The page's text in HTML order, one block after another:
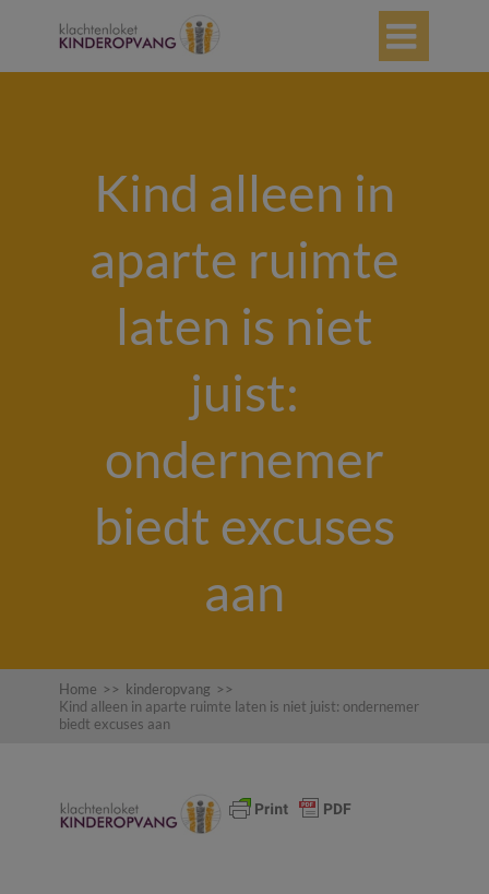

Kind alleen in
aparte ruimte
laten is niet
juist:
ondernemer
biedt excuses
aan
Home >> kinderopvang >>
Kind alleen in aparte ruimte laten is niet juist: ondernemer
biedt excuses aan